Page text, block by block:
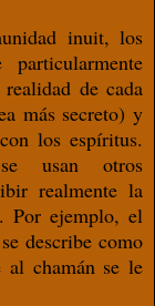
inuit, los
de cada
más secreto) y
los espíritus.
usan otros
realmente la
Por ejemplo, el
describe como
al chamán se le